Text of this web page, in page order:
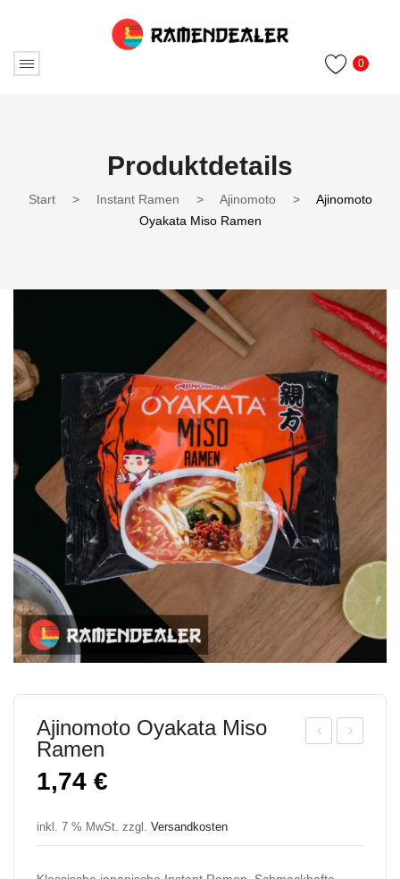
0
Produktdetails
Start > Instant Ramen > Ajinomoto >
Ajinomoto
Oyakata Miso Ramen
Ajinomoto Oyakata Miso
Ramen
1,74 €
inkl. 7 % MwSt. zzgl. Versandkosten